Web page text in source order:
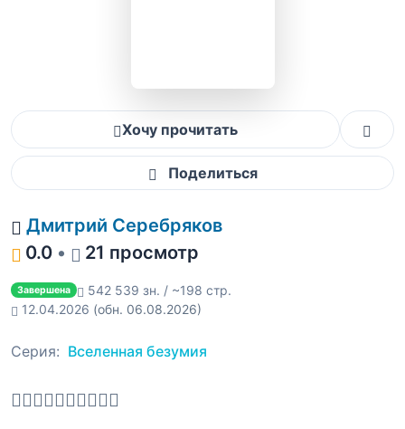
Хочу прочитать
Поделиться
Дмитрий Серебряков
0.0 • 21 просмотр
Завершена
542 539 зн. / ~198 стр.
12.04.2026 (обн. 06.08.2026)
Серия: Вселенная безумия